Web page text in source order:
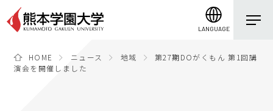
LANGUAGE
HOME ニュース 地域
第27期DOがくもん 第1回講
演会を開催しました